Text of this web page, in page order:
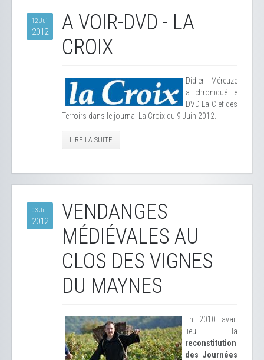
12 Jui
2012
A VOIR-DVD - LA
CROIX
Didier Méreuze
a chroniqué le
DVD La Clef des
Terroirs dans le journal La Croix du 9 Juin 2012.
LIRE LA SUITE
03 Jui
2012
VENDANGES
MÉDIÉVALES AU
CLOS DES VIGNES
DU MAYNES
En 2010 avait
lieu la
reconstitution
des Journées